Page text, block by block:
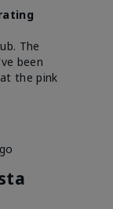
The
been
the pink